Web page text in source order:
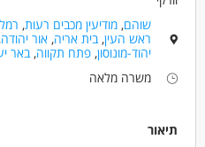
שוהם,מודיעין מכבים רעות,
ראש העין,בית אריה,אור יהודה,
יהוד-מונוסון,פתח תקווה,באר
משרה מלאה
תיאור